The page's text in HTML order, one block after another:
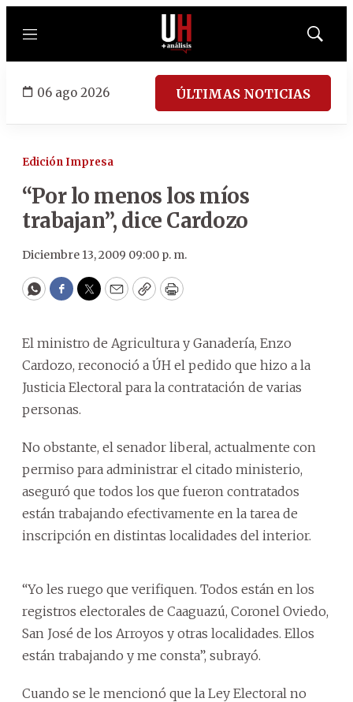
Menú
Mostrar
06 ago 2026 ÚLTIMAS NOTICIAS
Edición Impresa
“Por lo menos los míos
trabajan”, dice Cardozo
Diciembre 13, 2009 09:00 p. m.
WhatsApp
Facebook
Twitter
EmailCopyPrint
El ministro de Agricultura y Ganadería, Enzo
Cardozo, reconoció a ÚH el pedido que hizo a la
Justicia Electoral para la contratación de varias
personas.
No obstante, el senador liberal, actualmente con
permiso para administrar el citado ministerio,
aseguró que todos los que fueron contratados
están trabajando efectivamente en la tarea de
inscripción en distintas localidades del interior.
“Yo les ruego que verifiquen. Todos están en los
registros electorales de Caaguazú, Coronel Oviedo,
San José de los Arroyos y otras localidades. Ellos
están trabajando y me consta”, subrayó.
Cuando se le mencionó que la Ley Electoral no